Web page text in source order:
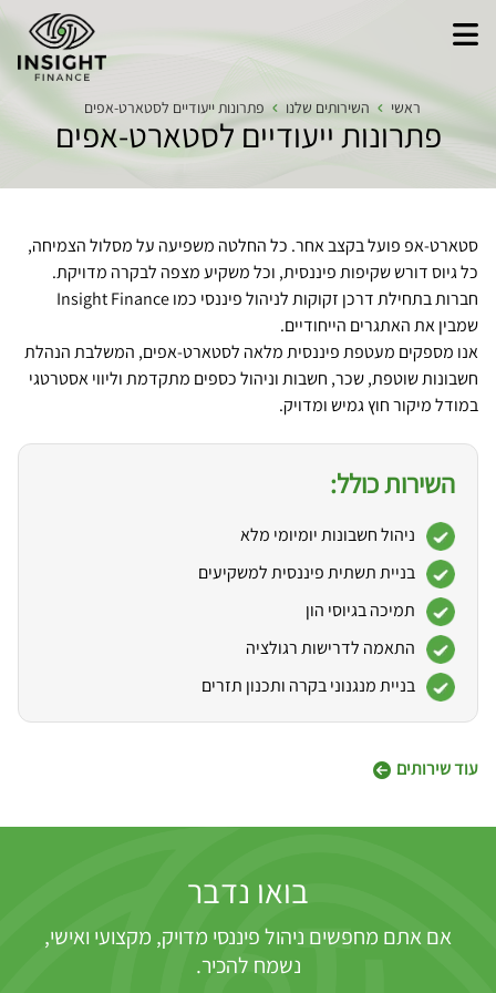
תפריט
האתר
ראשי השירותים שלנו פתרונות ייעודיים לסטארט-אפים
פתרונות ייעודיים לסטארט-אפים
סטארט-אפ פועל בקצב אחר. כל החלטה משפיעה על מסלול הצמיחה,
כל גיוס דורש שקיפות פיננסית, וכל משקיע מצפה לבקרה מדויקת.
חברות בתחילת דרכן זקוקות לניהול פיננסי כמו Insight Finance
שמבין את האתגרים הייחודיים.
אנו מספקים מעטפת פיננסית מלאה לסטארט-אפים, המשלבת הנהלת
חשבונות שוטפת, שכר, חשבות וניהול כספים מתקדמת וליווי אסטרטגי
במודל מיקור חוץ גמיש ומדויק.
השירות כולל:
ניהול חשבונות יומיומי מלא
בניית תשתית פיננסית למשקיעים
תמיכה בגיוסי הון
התאמה לדרישות רגולציה
בניית מנגנוני בקרה ותכנון תזרים
עוד שירותים
בואו נדבר
אם אתם מחפשים ניהול פיננסי מדויק, מקצועי ואישי,
נשמח להכיר.